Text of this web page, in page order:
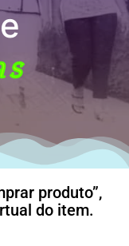
produto”,
do item.